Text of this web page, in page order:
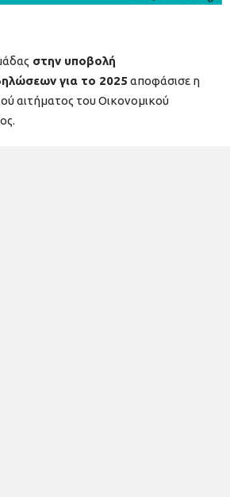
στην υποβολή
για το 2025 αποφάσισε η
αιτήματος του Οικονομικού